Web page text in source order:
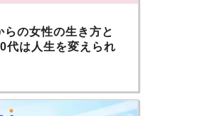
らの女性の生き方と
代は人生を変えられ